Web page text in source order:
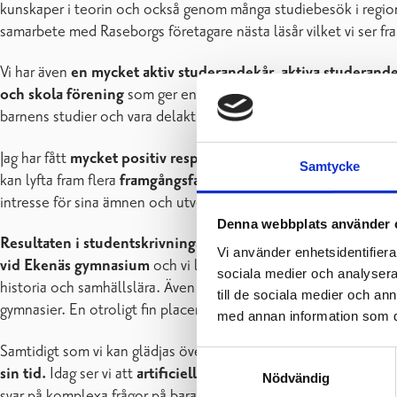
Samtycke
Denna webbplats använder
Vi använder
sociala medier och
till de sociala medier och
med annan information som
Samtyckesval
Nödvändig
kunskaper i teorin och också genom många studiebesök i
samarbete med Raseborgs företagare nästa läsår vilket vi ser
Vi har även en mycket aktiv studerandekår, aktiva
och skola föreningsom ger en guldkant i vår vardag.
barnens studier och vara delaktiga i vår skolvardag.
Jag har fått mycket positiv respons på vår verksamhet , både
kan lyfta fram flera framgångsfaktorer.
Många studerande
intresse för sina ämnen och utvecklandet av pedagogiken hör
Resultaten i studentskrivningarnavisar också att
vid Ekenäs gymnasiumoch vi ligger nu rejält över landets
historia och samhällslära. Även i ämnena geografi och
gymnasier. En otroligt fin placering.
Samtidigt som vi kan glädjas över de fina framgångarna och
sin tid. Idag ser vi attartificiell intelligens utvecklas med